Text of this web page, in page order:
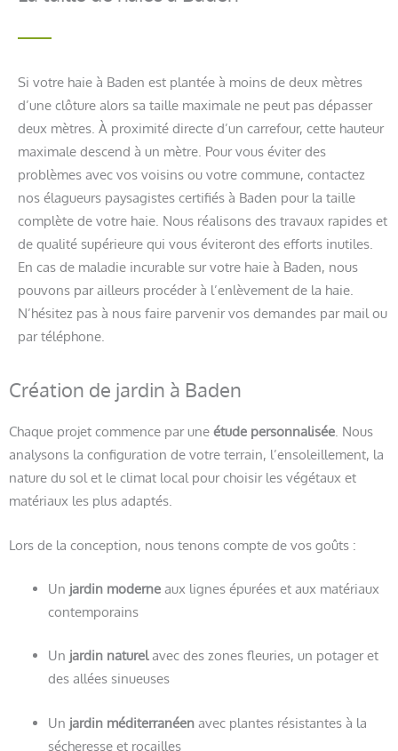
Si votre haie à Baden est plantée à moins de deux mètres
d’une clôture alors sa taille maximale ne peut pas dépasser
deux mètres. À proximité directe d’un carrefour, cette hauteur
maximale descend à un mètre. Pour vous éviter des
problèmes avec vos voisins ou votre commune, contactez
nos élagueurs paysagistes certifiés à Baden pour la taille
complète de votre haie. Nous réalisons des travaux rapides et
de qualité supérieure qui vous éviteront des efforts inutiles.
En cas de maladie incurable sur votre haie à Baden, nous
pouvons par ailleurs procéder à l’enlèvement de la haie.
N’hésitez pas à nous faire parvenir vos demandes par mail ou
par téléphone.
Création de jardin à Baden
Chaque projet commence par une étude personnalisée . Nous
analysons la configuration de votre terrain, l’ensoleillement, la
nature du sol et le climat local pour choisir les végétaux et
matériaux les plus adaptés.
Lors de la conception, nous tenons compte de vos goûts :
Un jardin moderneaux lignes épurées et aux matériaux
contemporains
Un jardin naturelavec des zones fleuries, un potager et
des allées sinueuses
Un jardin méditerranéenavec plantes résistantes à la
sécheresse et rocailles